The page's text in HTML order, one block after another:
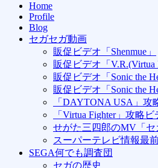
Home
Profile
Blog
セガセガ動画
販促ビデオ「Shenmue」
販促ビデオ「V.R.(Virtua
販促ビデオ「Sonic the
販促ビデオ「Sonic the
「DAYTONA USA」攻
「Virtua Fighter」攻略ビ
せがた三四郎のMV「セ
スーパーテレビ情報最
SEGA何でも調査団
セガの歴史